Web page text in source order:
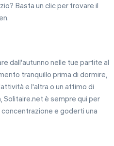
Basta un clic per trovare il
dall'autunno nelle tue partite al
tranquillo prima di dormire,
e l'altra o un attimo di
Solitaire.net è sempre qui per
e goderti una